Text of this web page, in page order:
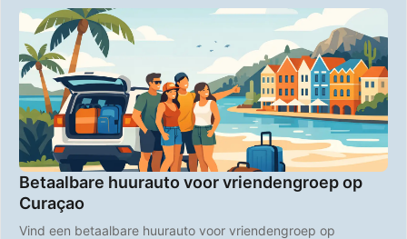
Betaalbare huurauto voor vriendengroep op
Curaçao
Vind een betaalbare huurauto voor vriendengroep op